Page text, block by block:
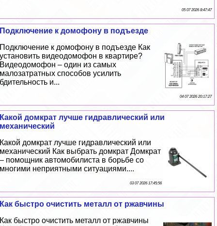
05 07 2026 8:47:47
Подключение к домофону в подъезде
Подключение к домофону в подъезде Как
установить видеодомофон в квартире?
Видеодомофон – один из самых
малозатратных способов усилить
бдительность и...
04 07 2026 20:17:27
Какой домкрат лучше гидравлический или
механический
Какой домкрат лучше гидравлический или
механический Как выбрать домкрат Домкрат
– помощник автомобилиста в борьбе со
многими неприятными ситуациями....
03 07 2026 17:45:56
Как быстро очистить металл от ржавчины
Как быстро очистить металл от ржавчины